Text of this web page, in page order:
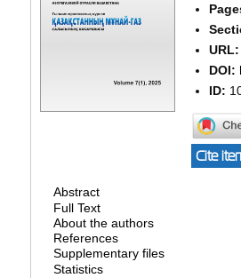
URL:
DOI:
ID:
Cite
Abstract
Full Text
About the authors
References
Supplementary files
Statistics